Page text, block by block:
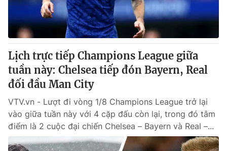
Sản phẩm
Thị trường
Tư vấn
Lịch phát sóng
Chuyên mục khác
Emagazine
Photo Infographic
Video Shorts video
Lịch trực tiếp Champions League giữa
tuần này: Chelsea tiếp đón Bayern, Real
đối đầu Man City
VTV.vn - Lượt đi vòng 1/8 Champions League trở lại
vào giữa tuần này với 4 cặp đấu còn lại, trong đó tâm
điểm là 2 cuộc đại chiến Chelsea – Bayern và Real –...